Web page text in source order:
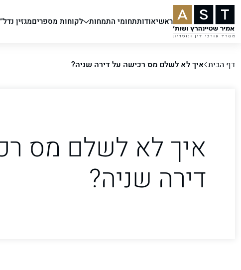
ראשיאודותתחומי התמחות לקוחות מספריםמגזין
דף הבית איך לא לשלם מס רכישה על דירה שניה?
איך לא לשלם מס
דירה שניה?